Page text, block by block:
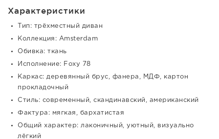
Характеристики
Тип: трёхместный диван
Коллекция: Amsterdam
Обивка: ткань
Исполнение: Foxy 78
Каркас: деревянный брус, фанера, МДФ, картон
прокладочный
Стиль: современный, скандинавский, американский
Фактура: мягкая, бархатистая
Общий характер: лаконичный, уютный, визуально
лёгкий